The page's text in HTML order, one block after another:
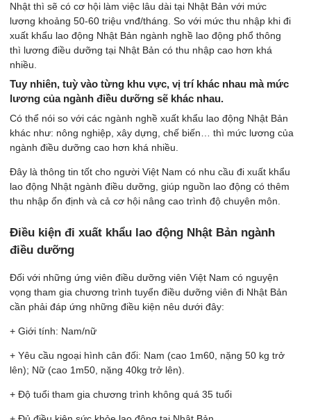
Nhật thì sẽ có cơ hội làm việc lâu dài tại Nhật Bản với mức
lương khoảng 50-60 triệu vnđ/tháng. So với mức thu nhập khi đi
xuất khẩu lao động Nhật Bản ngành nghề lao động phổ thông
thì lương điều dưỡng tại Nhật Bản có thu nhập cao hơn khá
nhiều.
Tuy nhiên, tuỳ vào từng khu vực, vị trí khác nhau mà mức
lương của ngành điều dưỡng sẽ khác nhau.
Có thể nói so với các ngành nghề xuất khẩu lao động Nhật Bản
khác như: nông nghiệp, xây dựng, chế biến… thì mức lương của
ngành điều dưỡng cao hơn khá nhiều.
Đây là thông tin tốt cho người Việt Nam có nhu cầu đi xuất khẩu
lao động Nhật ngành điều dưỡng, giúp nguồn lao động có thêm
thu nhập ổn định và cả cơ hội nâng cao trình độ chuyên môn.
Điều kiện đi xuất khẩu lao động Nhật Bản ngành
điều dưỡng
Đối với những ứng viên điều dưỡng viên Việt Nam có nguyện
vọng tham gia chương trình tuyển điều dưỡng viên đi Nhật Bản
cần phải đáp ứng những điều kiện nêu dưới đây:
+ Giới tính: Nam/nữ
+ Yêu cầu ngoại hình cân đối: Nam (cao 1m60, nặng 50 kg trở
lên); Nữ (cao 1m50, nặng 40kg trở lên).
+ Độ tuổi tham gia chương trình không quá 35 tuổi